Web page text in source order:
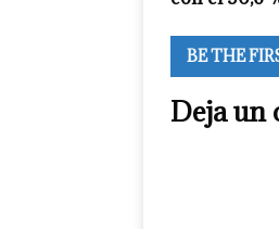
BE THE
Deja un